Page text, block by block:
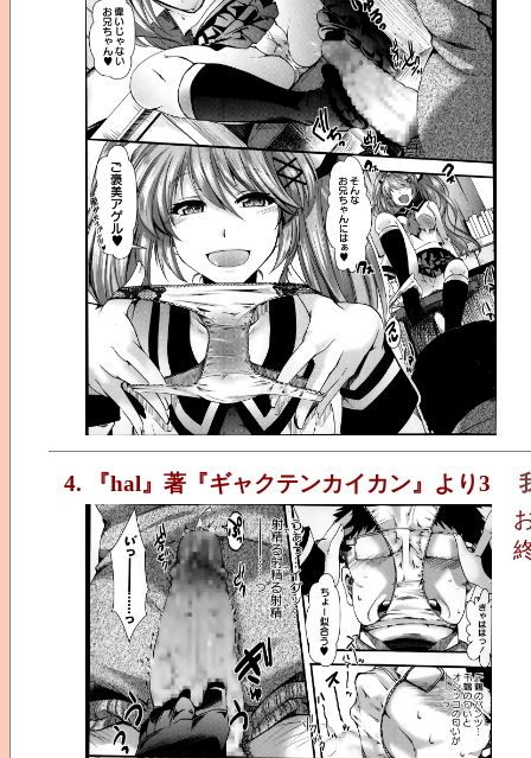
4. 『hal』著『ギャクテンカイカン』より3